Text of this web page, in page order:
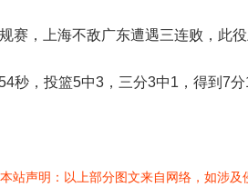
赛，上海不敌广东遭遇三连败，此
秒，投篮5中3，三分3中1，得到7分
本站声明：以上部分图文来自网络，如涉及